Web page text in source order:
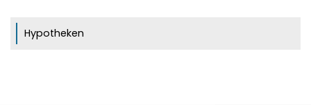
Hypotheken